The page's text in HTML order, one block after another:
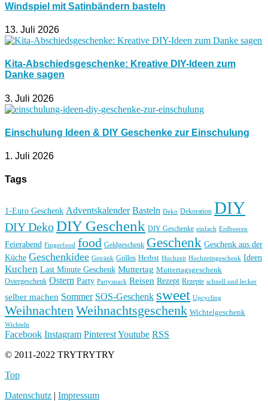
Windspiel mit Satinbändern basteln
13. Juli 2026
Kita-Abschiedsgeschenke: Kreative DIY-Ideen zum
Danke sagen
3. Juli 2026
Einschulung Ideen & DIY Geschenke zur Einschulung
1. Juli 2026
Tags
1-Euro Geschenk Adventskalender Basteln Deko Dekoration DIY
DIY DekoDIY Geschenk DIY Geschenke einfach Erdbeeren
Feierabend Fingerfood food Geldgeschenk Geschenk Geschenk aus der
Küche Geschenkidee Getränk Grillen Herbst Hochzeit Hochzeitsgeschenk Ideen
Kuchen Last Minute Geschenk Muttertag Muttertagsgeschenk
Ostergeschenk Ostern Party Partysnack Reisen Rezept Rezepte schnell und lecker
selber machen Sommer SOS-Geschenk sweet Upcycling
Weihnachten Weihnachtsgeschenk Wichtelgeschenk
Wichteln
Facebook Instagram PinterestYoutube RSS
© 2011-2022 TRYTRYTRY
Top
Datenschutz | Impressum